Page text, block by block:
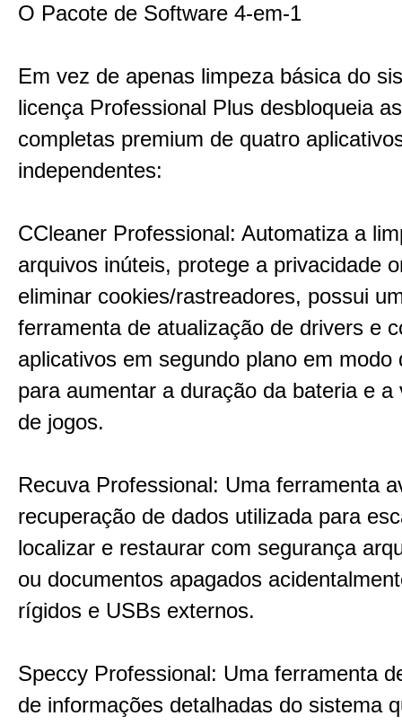
O Pacote de Software 4-em-1
Em vez de apenas limpeza básica do
licença Professional Plus desbloqueia
completas premium de quatro
independentes:
CCleaner Professional: Automatiza a
arquivos inúteis, protege a privacidade
eliminar cookies/rastreadores, possui
ferramenta de atualização de drivers e
aplicativos em segundo plano em modo
para aumentar a duração da bateria e a
de jogos.
Recuva Professional: Uma ferramenta
recuperação de dados utilizada para
localizar e restaurar com segurança
ou documentos apagados
rígidos e USBs externos.
Speccy Professional: Uma ferramenta
de informações detalhadas do sistema